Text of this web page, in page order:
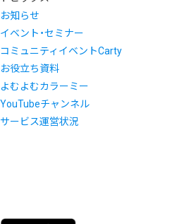
お知らせ
イベント・セミナー
コミュニティイベントCarty
お役立ち資料
よむよむカラーミー
YouTubeチャンネル
サービス運営状況